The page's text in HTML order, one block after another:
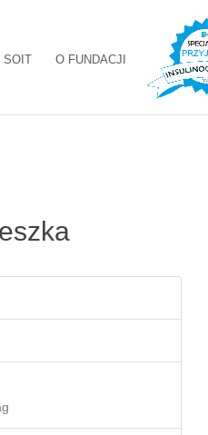
SOIT O FUNDACJI